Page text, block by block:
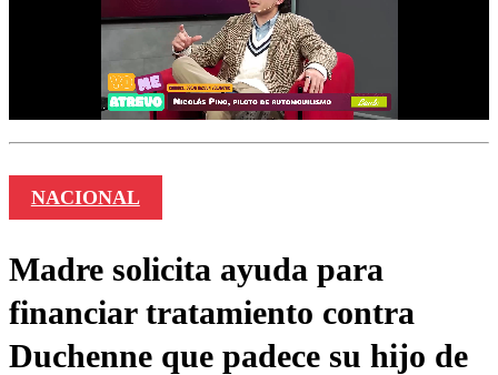
NACIONAL
Madre solicita ayuda para
financiar tratamiento contra
Duchenne que padece su hijo de